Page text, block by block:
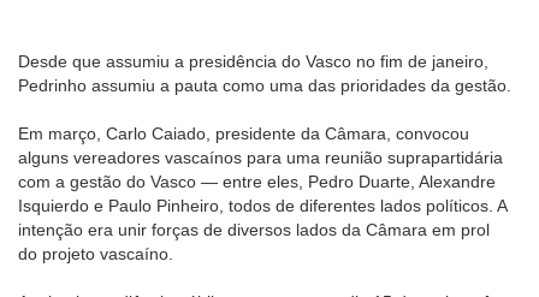
Desde que assumiu a presidência do Vasco no fim de janeiro,
Pedrinho assumiu a pauta como uma das prioridades da gestão.
Em março, Carlo Caiado, presidente da Câmara, convocou
alguns vereadores vascaínos para uma reunião suprapartidária
com a gestão do Vasco — entre eles, Pedro Duarte, Alexandre
Isquierdo e Paulo Pinheiro, todos de diferentes lados políticos. A
intenção era unir forças de diversos lados da Câmara em prol
do projeto vascaíno.